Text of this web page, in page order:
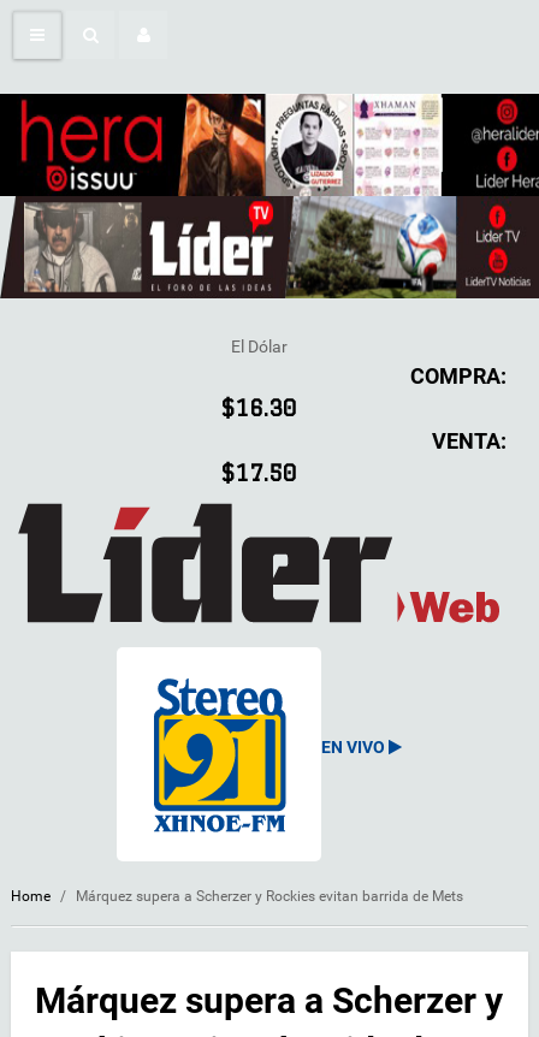
El Dólar
COMPRA:
$16.30
VENTA:
$17.50
EN VIVO
Home / Márquez supera a Scherzer y Rockies evitan barrida de Mets
Márquez supera a Scherzer y